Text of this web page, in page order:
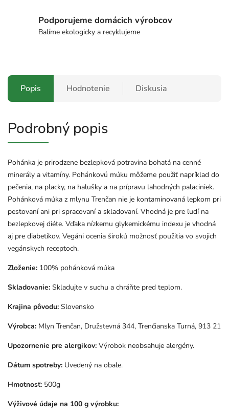
Podporujeme domácich výrobcov
Balíme ekologicky a recyklujeme
Popis Hodnotenie Diskusia
Podrobný popis
Pohánka je prirodzene bezlepková potravina bohatá na cenné
minerály a vitamíny. Pohánkovú múku môžeme použiť napríklad do
pečenia, na placky, na halušky a na prípravu lahodných palaciniek.
Pohánková múka z mlynu Trenčan nie je kontaminovaná lepkom pri
pestovaní ani pri spracovaní a skladovaní. Vhodná je pre ľudí na
bezlepkovej diéte. Vďaka nízkemu glykemickému indexu je vhodná
aj pre diabetikov. Vegáni ocenia širokú možnosť použitia vo svojich
vegánskych receptoch.
Zloženie: 100% pohánková múka
Skladovanie: Skladujte v suchu a chráňte pred teplom.
Krajina pôvodu: Slovensko
Výrobca: Mlyn Trenčan, Družstevná 344, Trenčianska Turná, 913 21
Upozornenie pre alergikov: Výrobok neobsahuje alergény.
Dátum spotreby: Uvedený na obale.
Hmotnosť: 500g
Výživové údaje na 100 g výrobku: